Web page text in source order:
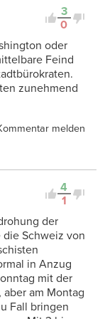
3
0
oder
Feind
zunehmend
melden
4
1
der
Schweiz von
in Anzug
mit der
am Montag
Fall bringen